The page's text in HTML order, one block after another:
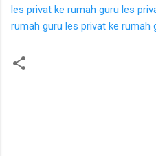
les privat ke rumah guru les
rumah guru les privat ke rumah